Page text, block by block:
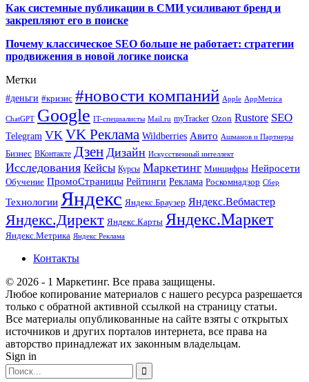
Как системные публикации в СМИ усиливают бренд и
закрепляют его в поиске
Почему классическое SEO больше не работает: стратегии
продвижения в новой логике поиска
Метки
#деньги #кризис #новости компаний Apple AppMetrica
ChatGPT Google IT-специалисты Mail.ru myTracker Ozon Rustore SEO
Telegram VK VK Реклама Wildberries Авито Ашманов и Партнеры
Бизнес ВКонтакте Дзен Дизайн Искусственный интеллект
Исследования Кейсы Курсы Маркетинг Минцифры Нейросети
Обучение ПромоСтраницы Рейтинги Реклама Роскомнадзор Сбер
Технологии Яндекс Яндекс.Браузер Яндекс.Вебмастер
Яндекс.Директ Яндекс.Карты Яндекс.Маркет
Яндекс.Метрика Яндекс Реклама
Контакты
© 2026 - 1 Маркетинг. Все права защищены.
Любое копирование материалов с нашего ресурса разрешается
только с обратной активной ссылкой на страницу статьи.
Все материалы опубликованные на сайте взяты с открытых
источников и других порталов интернета, все права на
авторство принадлежат их законным владельцам.
Sign in